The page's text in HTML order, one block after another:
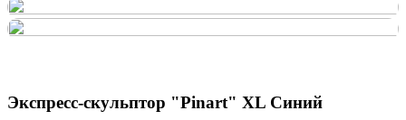
Экспресс-скульптор "Pinart" XL Синий